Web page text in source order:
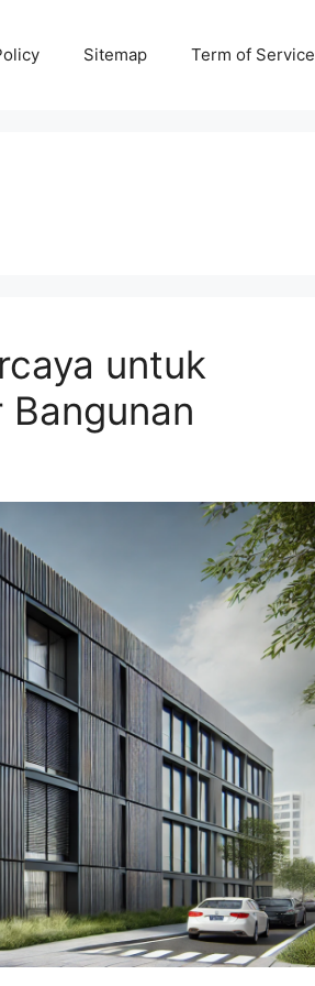
Sitemap Term of Service
untuk